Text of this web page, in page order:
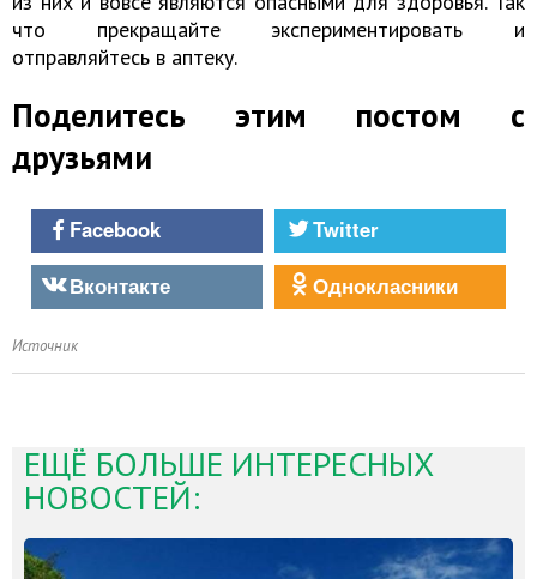
что прекращайте экспериментировать и
отправляйтесь в аптеку.
Поделитесь этим постом с
друзьями
Facebook
Twitter
Вконтакте
Однокласники
Источник
ЕЩЁ БОЛЬШЕ ИНТЕРЕСНЫХ
НОВОСТЕЙ: